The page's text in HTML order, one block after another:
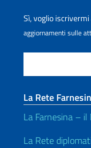
Sì, voglio
aggiornamenti sulle
La Rete
La Farnesina – il
La Rete